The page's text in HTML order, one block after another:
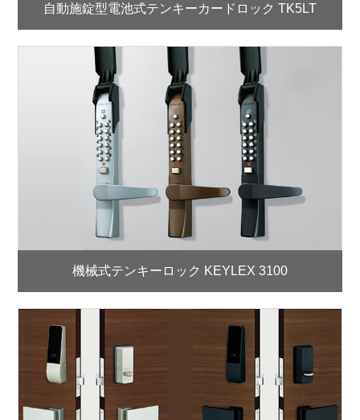
自動施錠型電池式テンキーカードロック TK5LT
機械式テンキーロック KEYLEX 3100